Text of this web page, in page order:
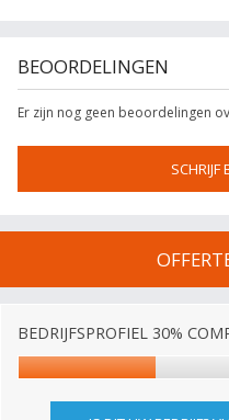
BEOORDELINGEN
Er zijn nog geen beoordelingen
SCHRIJF
BEDRIJFSPROFIEL 30%